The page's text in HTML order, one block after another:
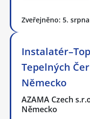
Zveřejněno: 5. srpna
Tepelných
Německo
AZAMA Czech
Německo